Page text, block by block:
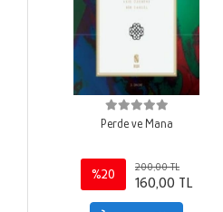
Perde ve Mana
%20
200,00 TL
160,00 TL